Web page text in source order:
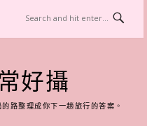
好攝
路整理成你下一趟旅行的答案。